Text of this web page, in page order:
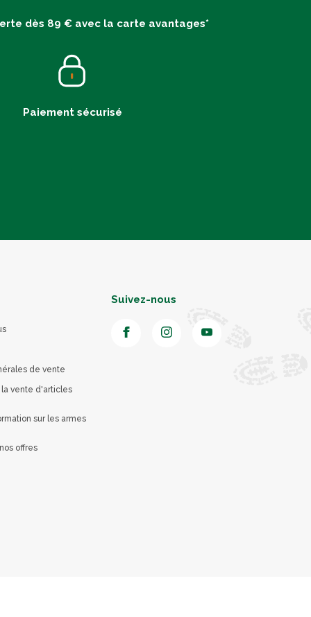
dès 89 € avec la carte avantages*
Paiement sécurisé
de vente
la vente d'articles
sur les armes
offres
Suivez-nous